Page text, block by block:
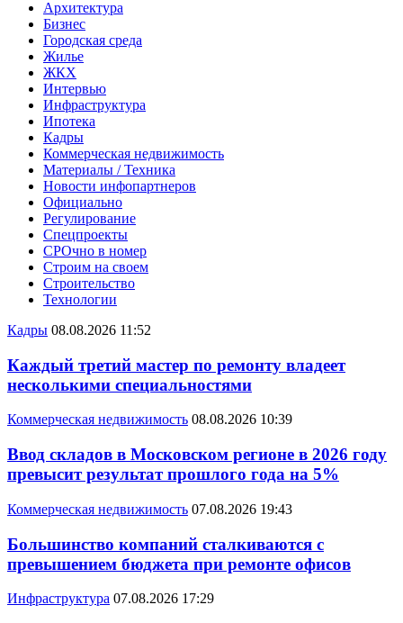
Архитектура
Бизнес
Городская среда
Жилье
ЖКХ
Интервью
Инфраструктура
Ипотека
Кадры
Коммерческая недвижимость
Материалы / Техника
Новости инфопартнеров
Официально
Регулирование
Спецпроекты
СРОчно в номер
Строим на своем
Строительство
Технологии
Кадры 08.08.2026 11:52
Каждый третий мастер по ремонту владеет
несколькими специальностями
Коммерческая недвижимость 08.08.2026 10:39
Ввод складов в Московском регионе в 2026 году
превысит результат прошлого года на 5%
Коммерческая недвижимость 07.08.2026 19:43
Большинство компаний сталкиваются с
превышением бюджета при ремонте офисов
Инфраструктура 07.08.2026 17:29